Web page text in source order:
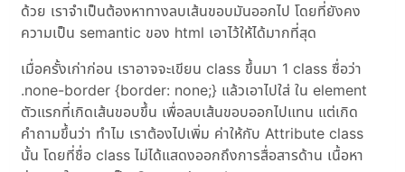
ด้วย เราจำเป็นต้องหาทางลบเส้นขอบมันออกไป โดยที่ยังคง
ความเป็น semantic ของ html เอาไว้ให้ได้มากที่สุด
เมื่อครั้งเก่าก่อน เราอาจจะเขียน class ขึ้นมา 1 class ซื่อว่า
.none-border {border: none;} แล้วเอาไปใส่ ใน element
ตัวแรกที่เกิดเส้นขอบขึ้น เพื่อลบเส้นขอบออกไปแทน แต่เกิด
คำถามขึ้นว่า ทำไม เราต้องไปเพิ่ม ค่าให้กับ Attribute class
นั้น โดยที่ชื่อ class ไม่ได้แสดงออกถึงการสื่อสารด้าน เนื้อหา